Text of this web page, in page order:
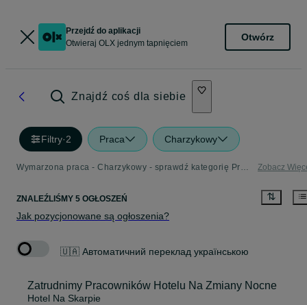
Przejdź do aplikacji
Otwieraj OLX jednym tapnięciem
Otwórz
Znajdź coś dla siebie
Filtry·2 Praca Charzykowy
Wymarzona praca - Charzykowy - sprawdź kategorię Praca Zobacz
ZNALEŹLIŚMY 5 OGŁOSZEŃ
Jak pozycjonowane są ogłoszenia?
🇺🇦 Автоматичний переклад українською
Zatrudnimy Pracowników Hotelu Na Zmiany Nocne
Hotel Na Skarpie